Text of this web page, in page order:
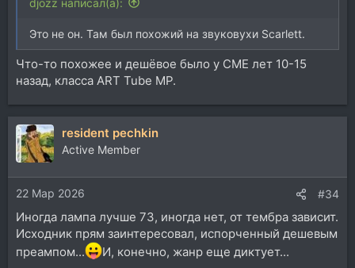
Это не он. Там был похожий на звуковухи Scarlett.
Что-то похожее и дешёвое было у СМЕ лет 10-15
назад, класса ART Tube MP.
resident pechkin
Active Member
22 Мар 2026 #34
Иногда лампа лучше 73, иногда нет, от тембра зависит.
Исходник прям заинтересовал, испорченный дешевым
преампом...
И, конечно, жанр еще диктует...